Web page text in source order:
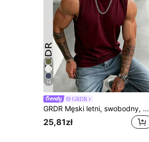
14
GRDR
GRDR Męski letni, swobodny, bezrękawnik z okrągłym dekoltem
25,81zł